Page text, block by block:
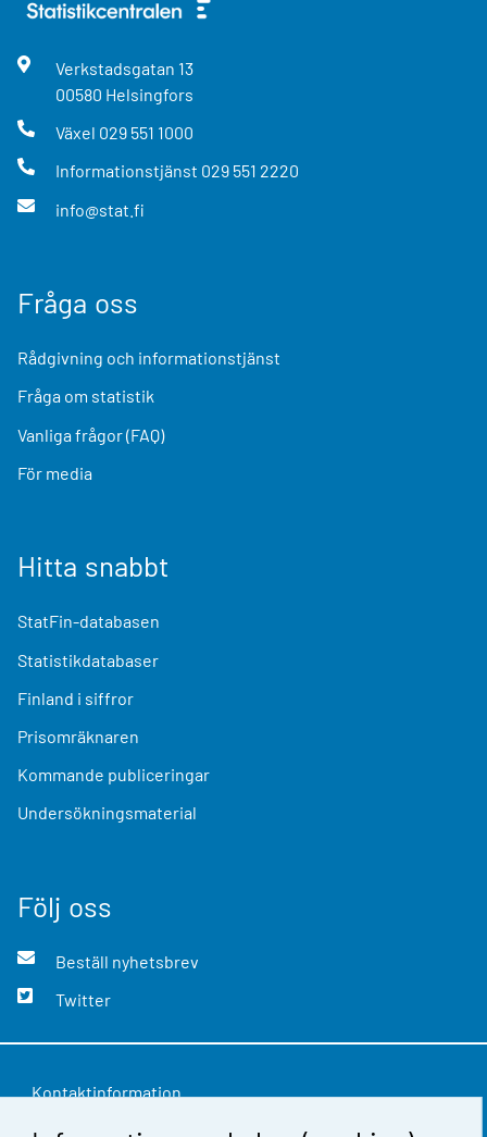
Verkstadsgatan 13
00580 Helsingfors
Växel 029 551 1000
Informationstjänst 029 551 2220
info@stat.fi
Fråga oss
Rådgivning och informationstjänst
Fråga om statistik
Vanliga frågor (FAQ)
För media
Hitta snabbt
StatFin-databasen
Statistikdatabaser
Finland i siffror
Prisomräknaren
Kommande publiceringar
Undersökningsmaterial
Följ oss
Beställ nyhetsbrev
Twitter
Kontaktinformation